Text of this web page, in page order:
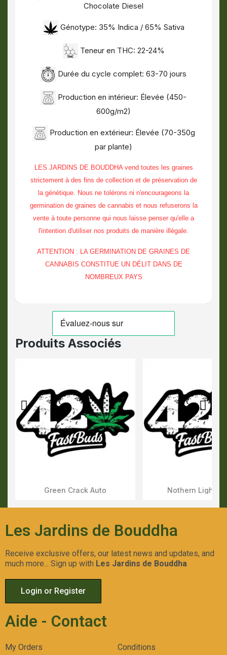
Chocolate Diesel
Génotype: 35% Indica / 65% Sativa
Teneur en THC: 22-24%
Durée du cycle complet: 63-70 jours
Production en intérieur: Élevée (450-
600g/m2)
Production en extérieur: Élevée (70-350g
par plante)
LES JARDINS DE BOUDDHA vend toutes les graines
strictement à des fins de collection et de préservation de
la génétique. Nous ne tolérons ni n'encourageons la
germination de graines de cannabis et nous refuserons la
vente à toute personne qui nous laisse penser qu'elle a
l'intention d'utiliser nos produits de manière illégale.
ATTENTION : LA GERMINATION DE GRAINES DE
CANNABIS CONSTITUE UN DÉLIT DANS DE
NOMBREUX PAYS
Produits Associés
Aperçu Rapide
Green Crack Auto Aperçu
Nothern Lights
Les Jardins de Bouddha
Receive exclusive offers, our latest news and updates, and
much more... Sign up with Les Jardins de Bouddha
Login or Register
Aide - Contact
My Orders Conditions